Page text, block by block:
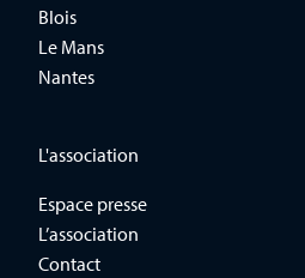
Blois
Le Mans
Nantes
L'association
Espace presse
L’association
Contact